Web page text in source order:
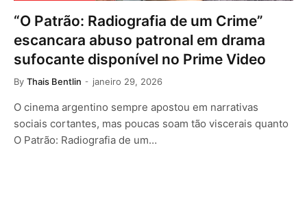
“O Patrão: Radiografia de um Crime”
escancara abuso patronal em drama
sufocante disponível no Prime Video
By Thais Bentlin janeiro 29, 2026
O cinema argentino sempre apostou em narrativas
sociais cortantes, mas poucas soam tão viscerais quanto
O Patrão: Radiografia de um…